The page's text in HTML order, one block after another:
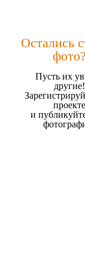
Остались
Пусть их
другие!
проекте
и